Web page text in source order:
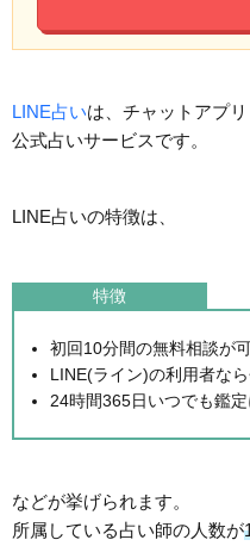
LINE占いは、チャットアプ
公式占いサービスです。
LINE占いの特徴は、
特徴
初回10分間の無料相談が
LINE(ライン)の利用者な
24時間365日いつでも鑑
などが挙げられます。
所属している占い師の人数が